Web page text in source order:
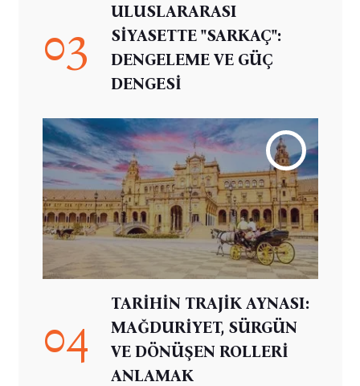
03
ULUSLARARASI
SİYASETTE "SARKAÇ":
DENGELEME VE GÜÇ
DENGESİ
04
TARİHİN TRAJİK AYNASI:
MAĞDURİYET, SÜRGÜN
VE DÖNÜŞEN ROLLERİ
ANLAMAK